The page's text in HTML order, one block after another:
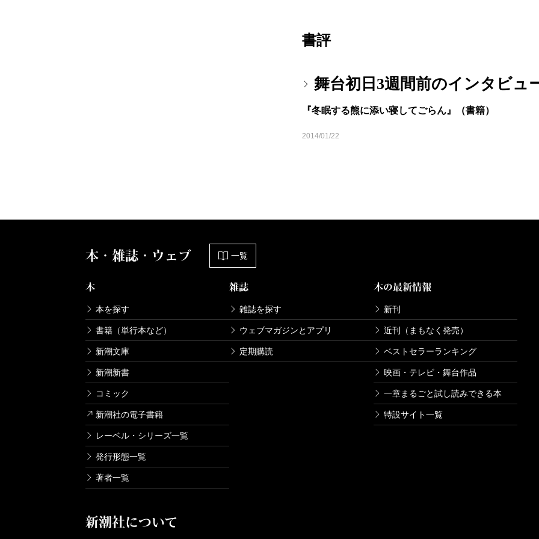
書評
舞台初日3週間前のインタビュ
『冬眠する熊に添い寝してごらん』（書籍）
2014/01/22
本・雑誌・ウェブ 一覧
本
本を探す
書籍（単行本など）
新潮文庫
新潮新書
コミック
新潮社の電子書籍
レーベル・シリーズ一覧
発行形態一覧
著者一覧
雑誌
雑誌を探す
ウェブマガジンとアプリ
定期購読
本の最新情報
新刊
近刊（まもなく発売）
ベストセラーランキング
映画・テレビ・舞台作品
一章まるごと試し読みできる本
特設サイト一覧
新潮社について